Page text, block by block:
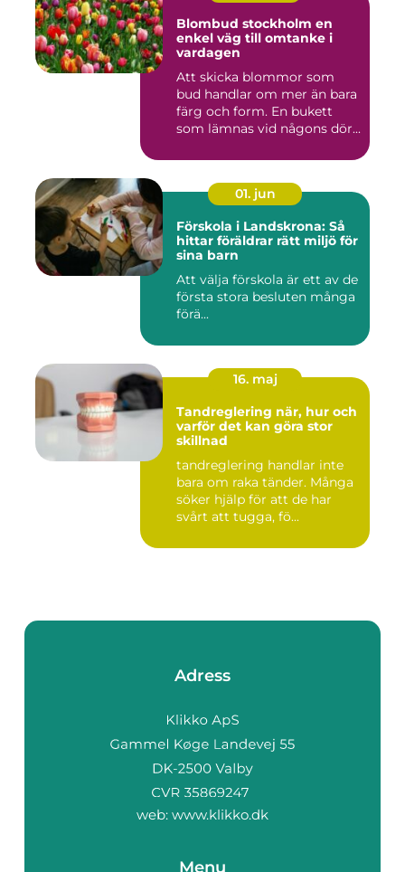
Blombud stockholm en
enkel väg till omtanke i
vardagen
Att skicka blommor som
bud handlar om mer än bara
färg och form. En bukett
som lämnas vid någons dör...
01. jun
Förskola i Landskrona: Så
hittar föräldrar rätt miljö för
sina barn
Att välja förskola är ett av de
första stora besluten många
förä...
16. maj
Tandreglering när, hur och
varför det kan göra stor
skillnad
tandreglering handlar inte
bara om raka tänder. Många
söker hjälp för att de har
svårt att tugga, fö...
Adress
web: www.klikko.dk
Menu